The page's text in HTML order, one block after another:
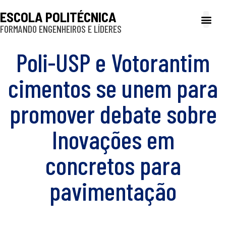
ESCOLA POLITÉCNICA
FORMANDO ENGENHEIROS E LÍDERES
Poli-USP e Votorantim
cimentos se unem para
promover debate sobre
Inovações em
concretos para
pavimentação